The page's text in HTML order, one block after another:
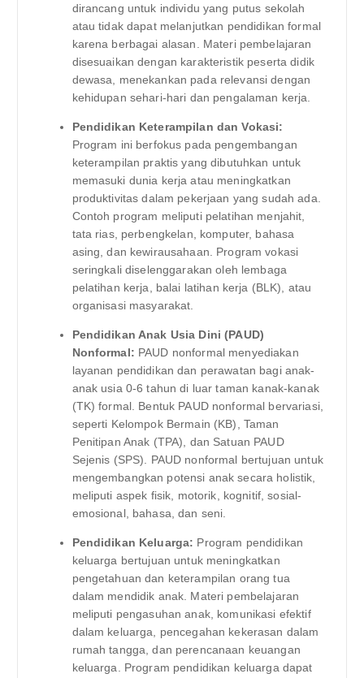
dirancang untuk individu yang putus sekolah
atau tidak dapat melanjutkan pendidikan formal
karena berbagai alasan. Materi pembelajaran
disesuaikan dengan karakteristik peserta didik
dewasa, menekankan pada relevansi dengan
kehidupan sehari-hari dan pengalaman kerja.
Pendidikan Keterampilan dan Vokasi:
Program ini berfokus pada pengembangan
keterampilan praktis yang dibutuhkan untuk
memasuki dunia kerja atau meningkatkan
produktivitas dalam pekerjaan yang sudah ada.
Contoh program meliputi pelatihan menjahit,
tata rias, perbengkelan, komputer, bahasa
asing, dan kewirausahaan. Program vokasi
seringkali diselenggarakan oleh lembaga
pelatihan kerja, balai latihan kerja (BLK), atau
organisasi masyarakat.
Pendidikan Anak Usia Dini (PAUD)
Nonformal: PAUD nonformal menyediakan
layanan pendidikan dan perawatan bagi anak-
anak usia 0-6 tahun di luar taman kanak-kanak
(TK) formal. Bentuk PAUD nonformal bervariasi,
seperti Kelompok Bermain (KB), Taman
Penitipan Anak (TPA), dan Satuan PAUD
Sejenis (SPS). PAUD nonformal bertujuan untuk
mengembangkan potensi anak secara holistik,
meliputi aspek fisik, motorik, kognitif, sosial-
emosional, bahasa, dan seni.
Pendidikan Keluarga: Program pendidikan
keluarga bertujuan untuk meningkatkan
pengetahuan dan keterampilan orang tua
dalam mendidik anak. Materi pembelajaran
meliputi pengasuhan anak, komunikasi efektif
dalam keluarga, pencegahan kekerasan dalam
rumah tangga, dan perencanaan keuangan
keluarga. Program pendidikan keluarga dapat